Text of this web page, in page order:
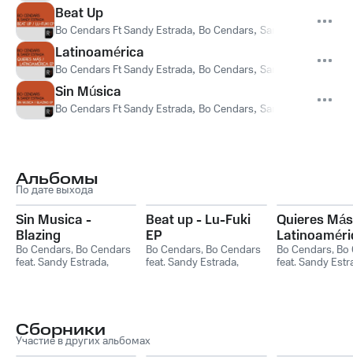
Beat Up
Bo Cendars Ft Sandy Estrada, Bo Cendars, Sandy Estrada
Latinoamérica
Bo Cendars Ft Sandy Estrada, Bo Cendars, Sandy Estrada
Sin Música
Bo Cendars Ft Sandy Estrada, Bo Cendars, Sandy Estrada
Альбомы
По дате выхода
Sin Musica -
Blazing
Bo Cendars, Bo Cendars
feat. Sandy Estrada,
Beat up - Lu-Fuki
EP
Bo Cendars, Bo Cendars
feat. Sandy Estrada,
Quieres
Bo Cendars, Bo
feat. Sandy
Сборники
Участие в других альбомах